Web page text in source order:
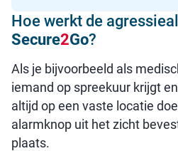
Hoe werkt de
Secure2Go?
Als je bijvoorbeeld als
iemand op spreekuur krijgt
altijd op een vaste locatie
alarmknop uit het zicht
plaats.